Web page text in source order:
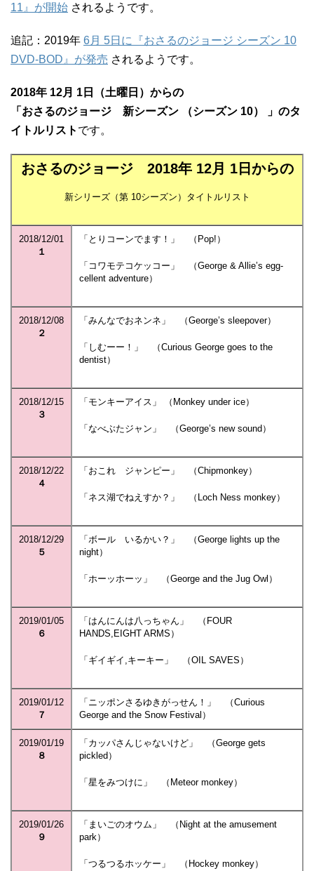
11』が開始 されるようです。
追記：2019年 6月 5日に『おさるのジョージ シーズン 10
DVD-BOD』が発売 されるようです。
2018年 12月 1日（土曜日）からの
「おさるのジョージ 新シーズン （シーズン 10） 」のタ
イトルリスト です。
おさるのジョージ 2018年 12月 1日からの
新シリーズ（第 10シーズン）タイトルリスト
2018/12/01
１
「とりコーンでます！」 （Pop!）
「コワモテコケッコー」 （George & Allie’s egg-
cellent adventure）
2018/12/08
２
「みんなでおネンネ」 （George’s sleepover）
「しむーー！」 （Curious George goes to the
dentist）
2018/12/15
３
「モンキーアイス」 （Monkey under ice）
「なべぶたジャン」 （George’s new sound）
2018/12/22
４
「おこれ ジャンピー」 （Chipmonkey）
「ネス湖でねえすか？」 （Loch Ness monkey）
2018/12/29
５
「ボール いるかい？」 （George lights up the
night）
「ホーッホーッ」 （George and the Jug Owl）
2019/01/05
６
「はんにんは八っちゃん」 （FOUR
HANDS,EIGHT ARMS）
「ギイギイ,キーキー」 （OIL SAVES）
2019/01/12
７
「ニッポンさるゆきがっせん！」 （Curious
George and the Snow Festival）
2019/01/19
８
「カッパさんじゃないけど」 （George gets
pickled）
「星をみつけに」 （Meteor monkey）
2019/01/26
９
「まいごのオウム」 （Night at the amusement
park）
「つるつるホッケー」 （Hockey monkey）